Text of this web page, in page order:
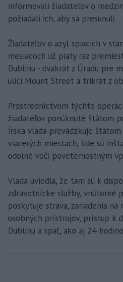
informovali žiadateľov o
požiadali ich, aby sa presunuli.
Žiadateľov o azyl spiacich v
mesiacoch už piaty raz
Dublinu - dvakrát z Úradu pre
ulici Mount Street a trikrát z
Prostredníctvom týchto
žiadateľov ponúknuté štátom
Írska vláda prevádzkuje
viacerých miestach, kde sú
odolné voči poveternostným
Vláda uviedla, že tam sú k
zdravotnícke služby, vnútorné
poskytuje strava, zariadenia
osobných prístrojov, prístup k
Dublinu a späť, ako aj 24-